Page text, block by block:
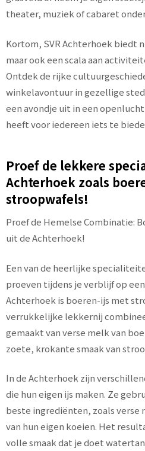
theater, muziek of cabaret
Kortom, SVR Achterhoek biedt
maar ook een scala aan
Ontdek de rijke
winkelavontuur in gezellige
een avondje uit in een
heeft voor iedereen iets te
Proef de lekkere
Achterhoek zoals
stroopwafels!
Proef de Hemelse Combinatie:
uit de Achterhoek!
Een van de heerlijke
proeven tijdens je verblijf op
Achterhoek is boeren-ijs met
verrukkelijke lekkernij
gemaakt van verse melk van
zoete, krokante smaak van
In de Achterhoek zijn
die hun eigen ijs maken. Ze
beste ingrediënten, zoals
van hun eigen koeien. Het
volle smaak dat je doet